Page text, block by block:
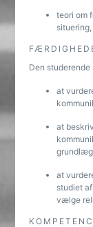
teori om
Den
at
at
at
studiet
vælge